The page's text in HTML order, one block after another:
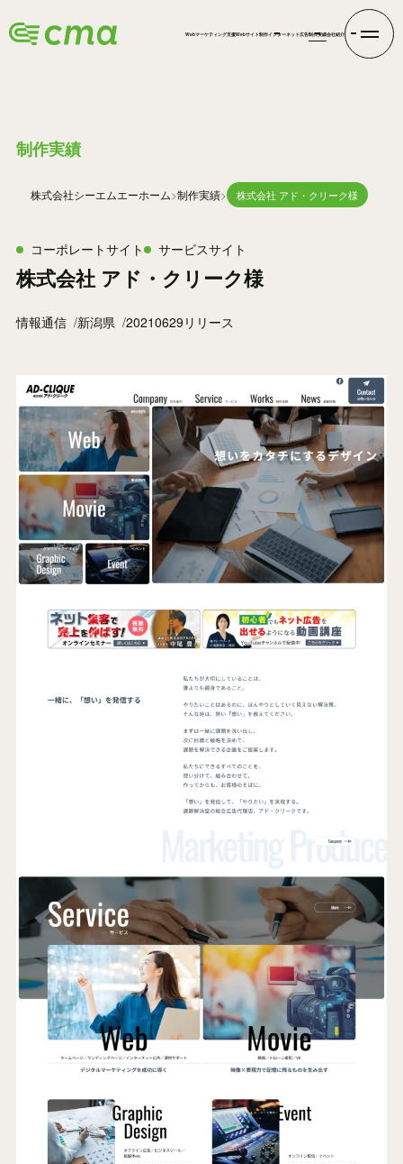
Webマーケティング支援Webサイト制作インターネット広告制作実績会社紹介
制作実績
株式会社シーエムエーホーム 制作実績 株式会社 アド・クリーク様
コーポレートサイト サービスサイト
株式会社 アド・クリーク様
情報通信 新潟県 20210629リリース